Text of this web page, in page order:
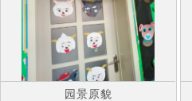
园景原貌